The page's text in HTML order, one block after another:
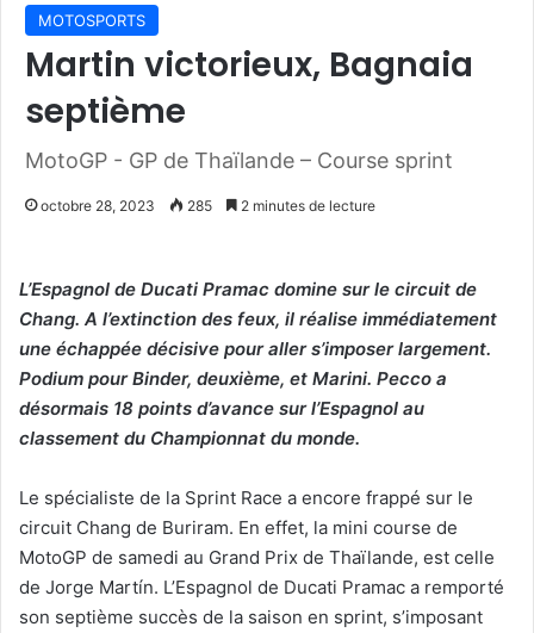
MOTOSPORTS
Martin victorieux, Bagnaia
septième
MotoGP - GP de Thaïlande – Course sprint
octobre 28, 2023 285 2 minutes de lecture
L’Espagnol de Ducati Pramac domine sur le circuit de
Chang. A l’extinction des feux, il réalise immédiatement
une échappée décisive pour aller s’imposer largement.
Podium pour Binder, deuxième, et Marini. Pecco a
désormais 18 points d’avance sur l’Espagnol au
classement du Championnat du monde.
Le spécialiste de la Sprint Race a encore frappé sur le
circuit Chang de Buriram. En effet, la mini course de
MotoGP de samedi au Grand Prix de Thaïlande, est celle
de Jorge Martín. L’Espagnol de Ducati Pramac a remporté
son septième succès de la saison en sprint, s’imposant